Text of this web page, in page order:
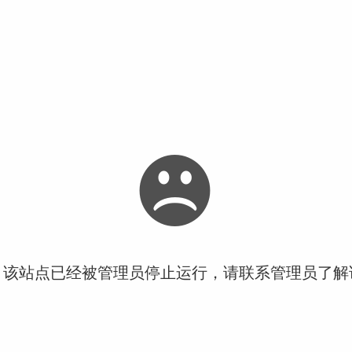
站点已经被管理员停止运行，请联系管理员了